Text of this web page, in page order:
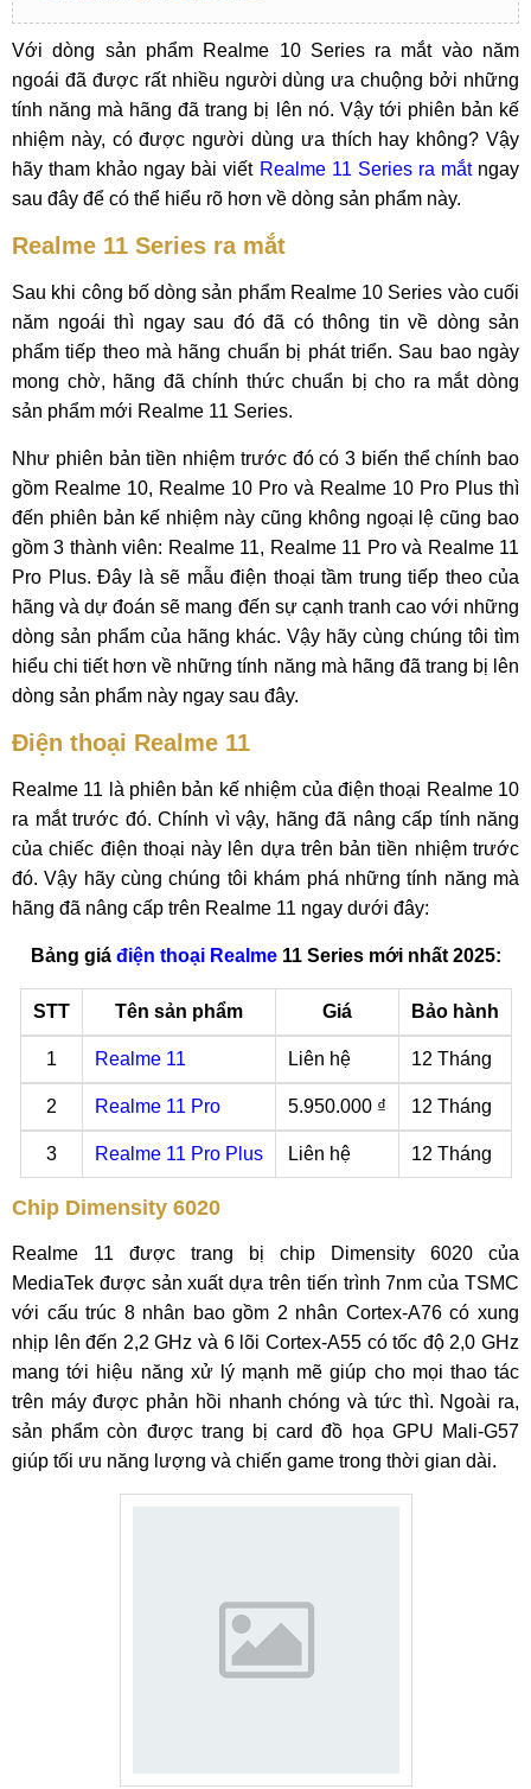
Với dòng sản phẩm Realme 10 Series ra mắt vào năm
ngoái đã được rất nhiều người dùng ưa chuộng bởi những
tính năng mà hãng đã trang bị lên nó. Vậy tới phiên bản kế
nhiệm này, có được người dùng ưa thích hay không? Vậy
hãy tham khảo ngay bài viết Realme 11 Series ra mắtngay
sau đây để có thể hiểu rõ hơn về dòng sản phẩm này.
Realme 11 Series ra mắt
Sau khi công bố dòng sản phẩm Realme 10 Series vào cuối
năm ngoái thì ngay sau đó đã có thông tin về dòng sản
phẩm tiếp theo mà hãng chuẩn bị phát triển. Sau bao ngày
mong chờ, hãng đã chính thức chuẩn bị cho ra mắt dòng
sản phẩm mới Realme 11 Series.
Như phiên bản tiền nhiệm trước đó có 3 biến thể chính bao
gồm Realme 10, Realme 10 Pro và Realme 10 Pro Plus thì
đến phiên bản kế nhiệm này cũng không ngoại lệ cũng bao
gồm 3 thành viên: Realme 11, Realme 11 Pro và Realme 11
Pro Plus. Đây là sẽ mẫu điện thoại tầm trung tiếp theo của
hãng và dự đoán sẽ mang đến sự cạnh tranh cao với những
dòng sản phẩm của hãng khác. Vậy hãy cùng chúng tôi tìm
hiểu chi tiết hơn về những tính năng mà hãng đã trang bị lên
dòng sản phẩm này ngay sau đây.
Điện thoại Realme 11
Realme 11 là phiên bản kế nhiệm của điện thoại Realme 10
ra mắt trước đó. Chính vì vậy, hãng đã nâng cấp tính năng
của chiếc điện thoại này lên dựa trên bản tiền nhiệm trước
đó. Vậy hãy cùng chúng tôi khám phá những tính năng mà
hãng đã nâng cấp trên Realme 11 ngay dưới đây:
Bảng giá điện thoại Realme11 Series mới nhất 2025:
STT Tên sản phẩm Giá Bảo hành
1 Realme 11 Liên hệ 12 Tháng
2 Realme 11 Pro 5.950.000 ₫ 12 Tháng
3 Realme 11 Pro Plus Liên hệ 12 Tháng
Chip Dimensity 6020
Realme 11 được trang bị chip Dimensity 6020 của
MediaTek được sản xuất dựa trên tiến trình 7nm của TSMC
với cấu trúc 8 nhân bao gồm 2 nhân Cortex-A76 có xung
nhịp lên đến 2,2 GHz và 6 lõi Cortex-A55 có tốc độ 2,0 GHz
mang tới hiệu năng xử lý mạnh mẽ giúp cho mọi thao tác
trên máy được phản hồi nhanh chóng và tức thì. Ngoài ra,
sản phẩm còn được trang bị card đồ họa GPU Mali-G57
giúp tối ưu năng lượng và chiến game trong thời gian dài.